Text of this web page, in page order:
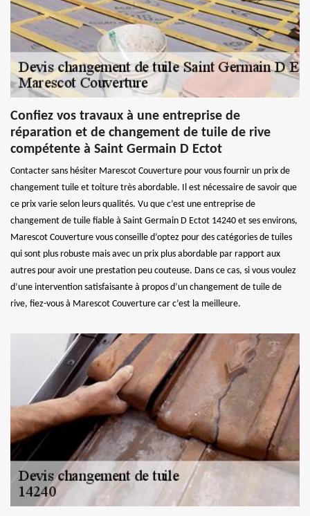
Confiez vos travaux à une entreprise de
réparation et de changement de tuile de rive
compétente à Saint Germain D Ectot
Contacter sans hésiter Marescot Couverture pour vous fournir un prix de
changement tuile et toiture très abordable. Il est nécessaire de savoir que
ce prix varie selon leurs qualités. Vu que c’est une entreprise de
changement de tuile fiable à Saint Germain D Ectot 14240 et ses environs,
Marescot Couverture vous conseille d’optez pour des catégories de tuiles
qui sont plus robuste mais avec un prix plus abordable par rapport aux
autres pour avoir une prestation peu couteuse. Dans ce cas, si vous voulez
d’une intervention satisfaisante à propos d’un changement de tuile de
rive, fiez-vous à Marescot Couverture car c’est la meilleure.